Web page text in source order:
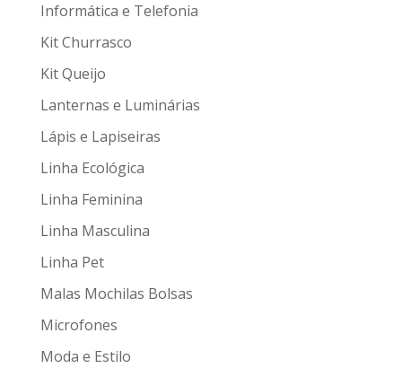
Informática e Telefonia
Kit Churrasco
Kit Queijo
Lanternas e Luminárias
Lápis e Lapiseiras
Linha Ecológica
Linha Feminina
Linha Masculina
Linha Pet
Malas Mochilas Bolsas
Microfones
Moda e Estilo